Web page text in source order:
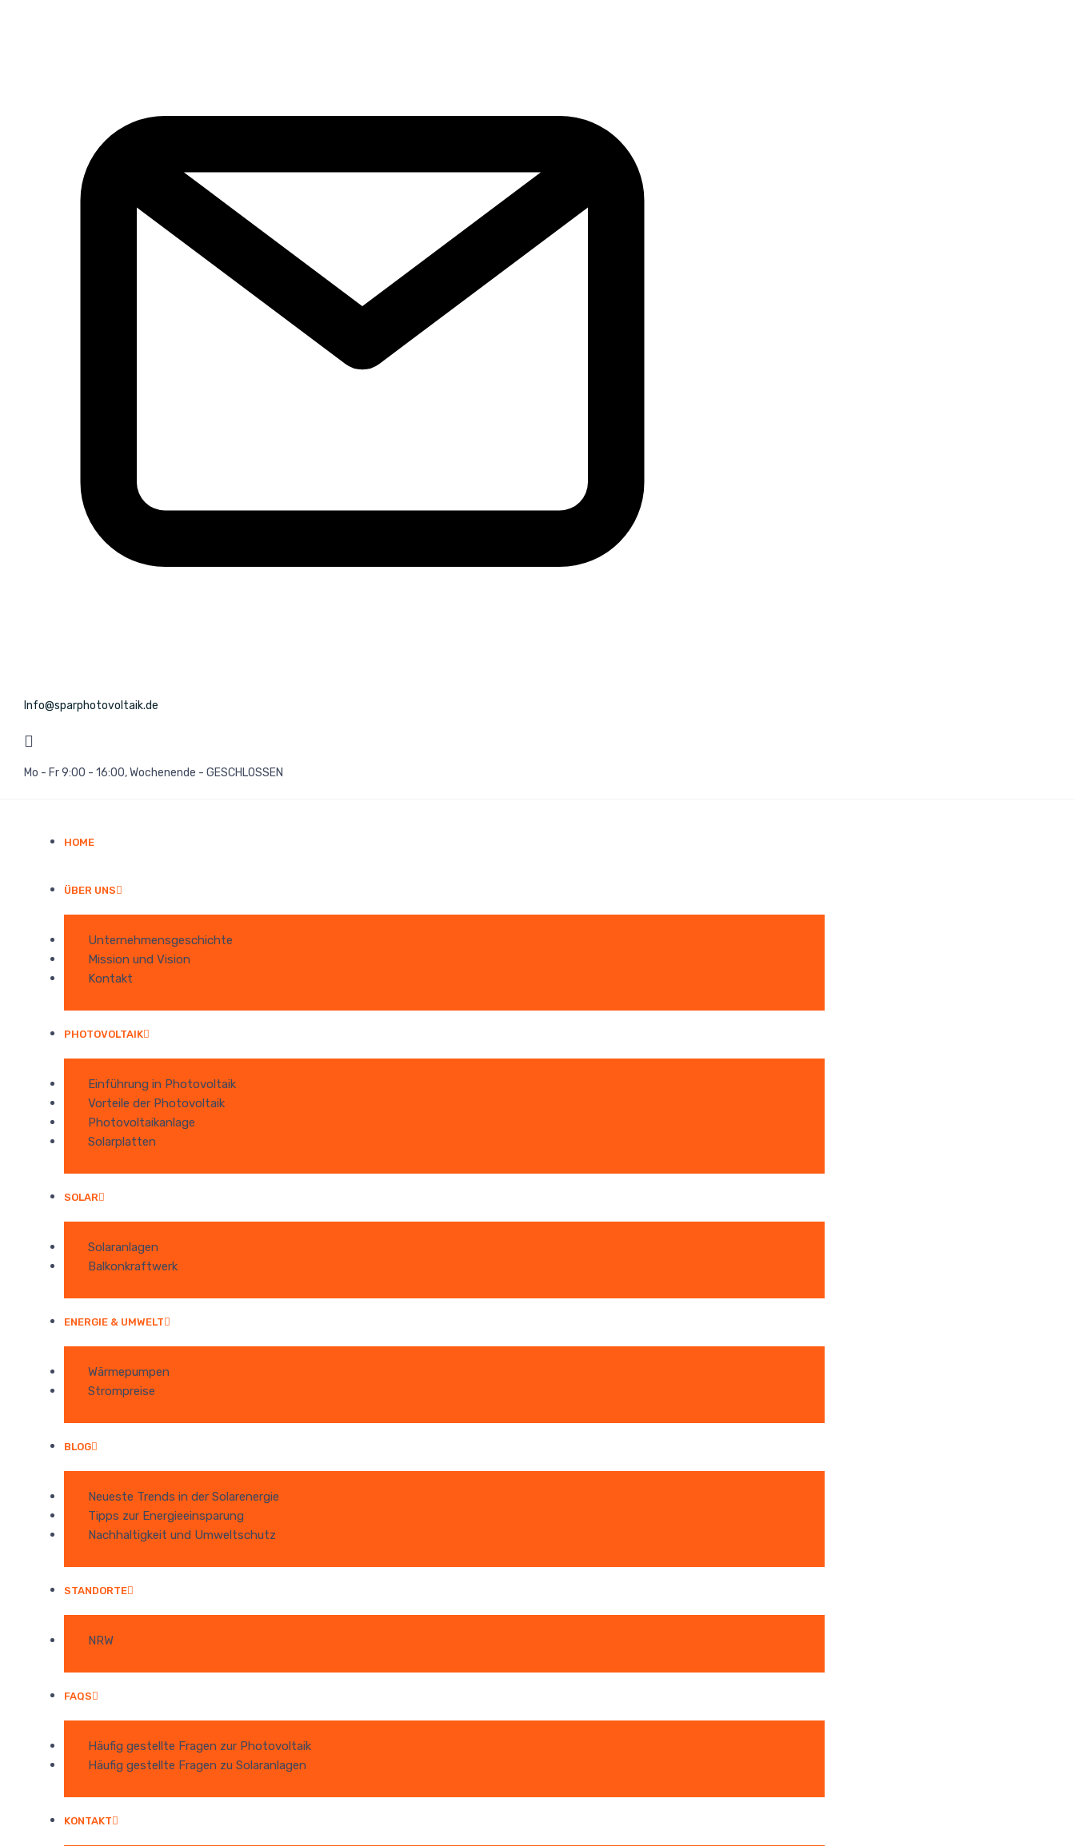
Info@sparphotovoltaik.de
Mo - Fr 9:00 - 16:00, Wochenende - GESCHLOSSEN
HOME
ÜBER UNS
Unternehmensgeschichte
Mission und Vision
Kontakt
PHOTOVOLTAIK
Einführung in Photovoltaik
Vorteile der Photovoltaik
Photovoltaikanlage
Solarplatten
SOLAR
Solaranlagen
Balkonkraftwerk
ENERGIE & UMWELT
Wärmepumpen
Strompreise
BLOG
Neueste Trends in der Solarenergie
Tipps zur Energieeinsparung
Nachhaltigkeit und Umweltschutz
STANDORTE
NRW
FAQS
Häufig gestellte Fragen zur Photovoltaik
Häufig gestellte Fragen zu Solaranlagen
KONTAKT